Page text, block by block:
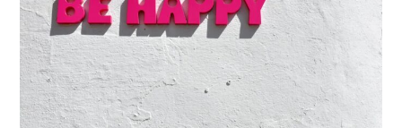
MÉDECINE
MÉDECINE DOUCE